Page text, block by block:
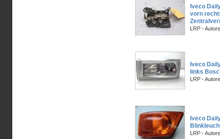
Iveco
vorn
LRP -
Iveco
links
LRP -
Iveco
LRP -